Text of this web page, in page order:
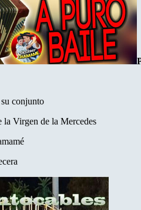
conjunto
la Virgen de la Mercedes